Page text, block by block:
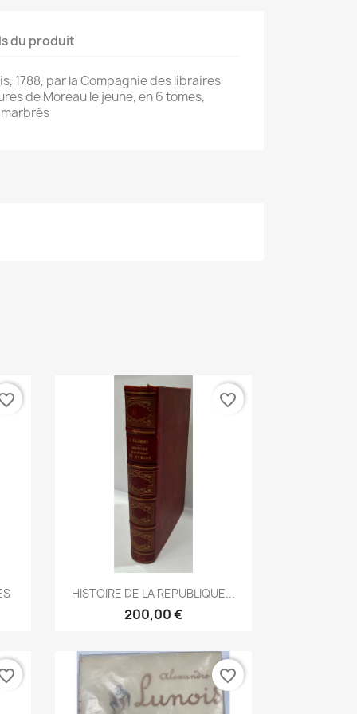
du produit
1788, par la Compagnie des libraires
de Moreau le jeune, en 6 tomes,
Aperçu rapide
HISTOIRE DE LA REPUBLIQUE...
200,00 €
favorite_border
favorite_border